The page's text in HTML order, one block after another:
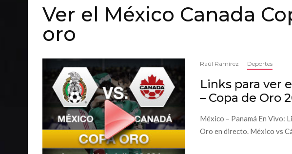
Ver el México Canada
oro
Raúl Ramírez · Deportes
Links para ver
– Copa de Oro
México – Panamá En Vivo:
Oro en directo. México vs